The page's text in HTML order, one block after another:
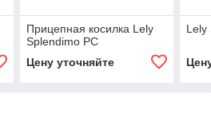
Прицепная косилка Lely
Splendimo PC
Цену уточняйте
Lely